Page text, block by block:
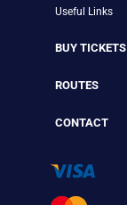
Useful Links
BUY TICKETS
ROUTES
CONTACT